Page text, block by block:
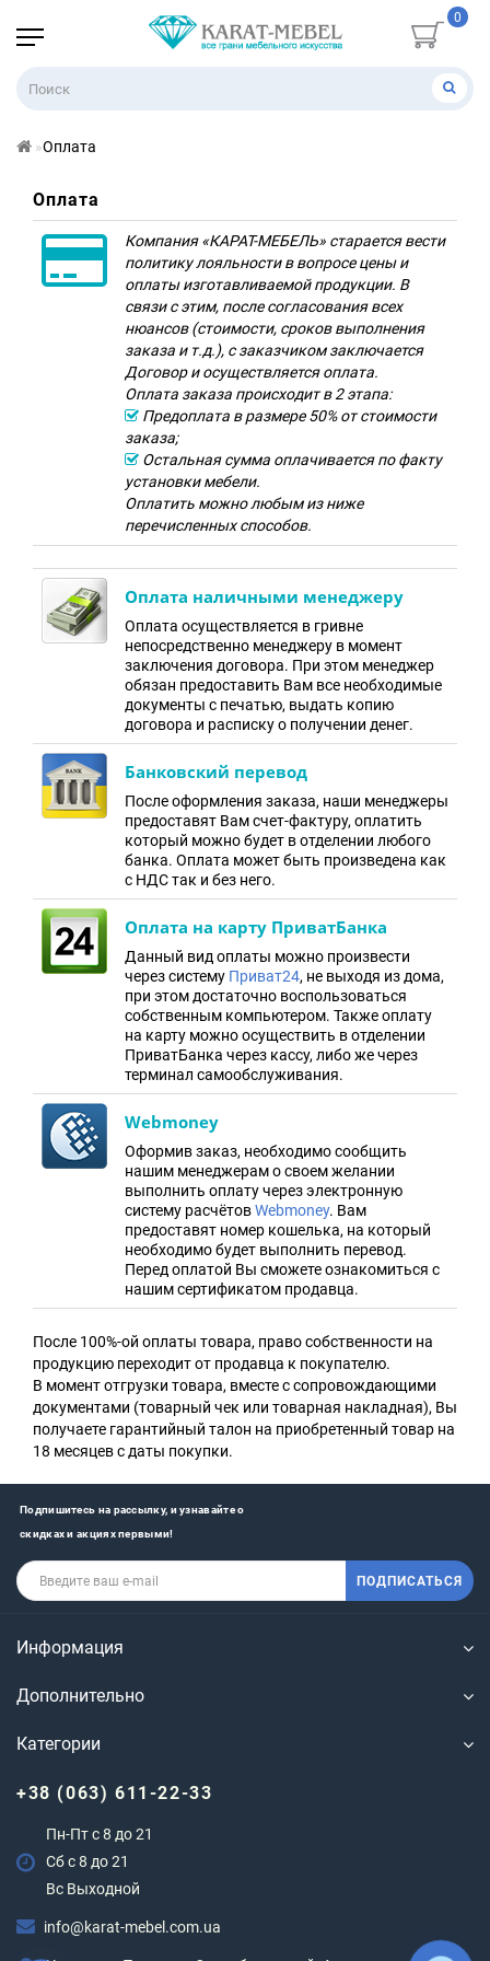
0
Оплата
Оплата
Компания «КАРАТ-МЕБЕЛЬ» старается вести
политику лояльности в вопросе цены и
оплаты изготавливаемой продукции. В
связи с этим, после согласования всех
нюансов (стоимости, сроков выполнения
заказа и т.д.), с заказчиком заключается
Договор и осуществляется оплата.
Оплата заказа происходит в 2 этапа:
Предоплата в размере 50% от стоимости
заказа;
Остальная сумма оплачивается по факту
установки мебели.
Оплатить можно любым из ниже
перечисленных способов.
Оплата наличными менеджеру
Оплата осуществляется в гривне
непосредственно менеджеру в момент
заключения договора. При этом менеджер
обязан предоставить Вам все необходимые
документы с печатью, выдать копию
договора и расписку о получении денег.
Банковский перевод
После оформления заказа, наши менеджеры
предоставят Вам счет-фактуру, оплатить
который можно будет в отделении любого
банка. Оплата может быть произведена как
с НДС так и без него.
Оплата на карту ПриватБанка
Данный вид оплаты можно произвести
через систему Приват24, не выходя из дома,
при этом достаточно воспользоваться
собственным компьютером. Также оплату
на карту можно осуществить в отделении
ПриватБанка через кассу, либо же через
терминал самообслуживания.
Webmoney
Оформив заказ, необходимо сообщить
нашим менеджерам о своем желании
выполнить оплату через электронную
систему расчётовWebmoney. Вам
предоставят номер кошелька, на который
необходимо будет выполнить перевод.
Перед оплатой Вы сможете ознакомиться с
нашим сертификатом продавца.
После 100%-ой оплаты товара, право собственности на
продукцию переходит от продавца к покупателю.
В момент отгрузки товара, вместе с сопровождающими
документами (товарный чек или товарная накладная), Вы
получаете гарантийный талон на приобретенный товар на
18 месяцев с даты покупки.
Подпишитесь на рассылку, и узнавайте о
скидках и акциях первыми!
ПОДПИСАТЬСЯ
Информация
Дополнительно
Категории
+38 (063) 611-22-33
Пн-Пт с 8 до 21
Сб с 8 до 21
Вс Выходной
info@karat-mebel.com.ua